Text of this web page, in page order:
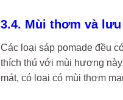
3.4. Mùi thơm và
Các loại sáp pomade đều
thích thú với mùi hương
mát, có loại có mùi thơm